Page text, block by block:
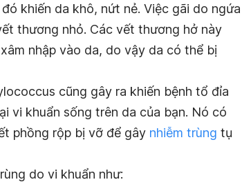
khiến da khô, nứt nẻ. Việc gãi do ngứa
thương nhỏ. Các vết thương hở này
nhập vào da, do vậy da có thể bị
cũng gây ra khiến bệnh tổ đỉa
vi khuẩn sống trên da của bạn. Nó có
phồng rộp bị vỡ để gây nhiễm trùng tụ
do vi khuẩn như: